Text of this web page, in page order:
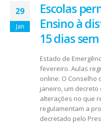
29
Jan
Escolas
Ensino à
15 dias
Estado de
fevereiro. Aulas
online. O Conselho
janeiro, um
alterações no que
regulamentam a
decretado pelo